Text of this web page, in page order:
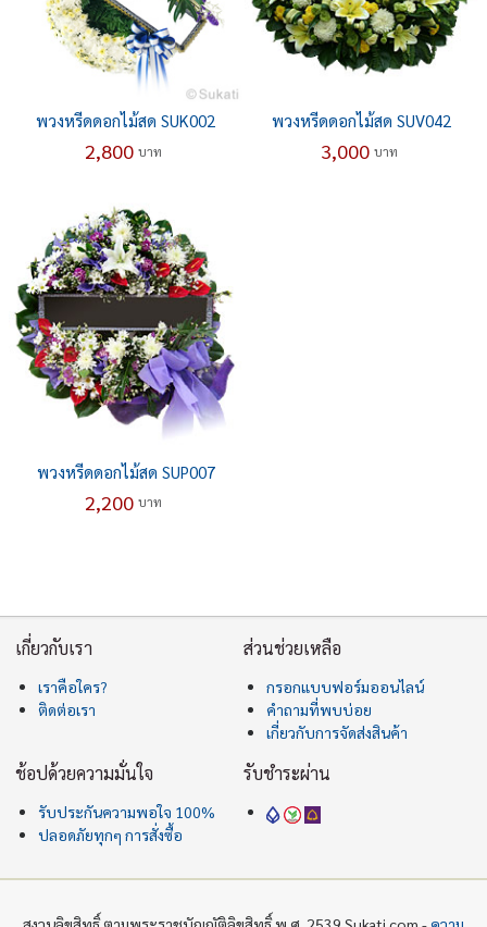
พวงหรีดดอกไม้สด SUK002
2,800 บาท
พวงหรีดดอกไม้สด SUV042
3,000 บาท
พวงหรีดดอกไม้สด SUP007
2,200 บาท
เกี่ยวกับเรา
เราคือใคร?
ติดต่อเรา
ส่วนช่วยเหลือ
กรอกแบบฟอร์มออนไลน์
คำถามที่พบบ่อย
เกี่ยวกับการจัดส่งสินค้า
ช้อปด้วยความมั่นใจ
รับประกันความพอใจ 100%
ปลอดภัยทุกๆ การสั่งซื้อ
รับชำระผ่าน